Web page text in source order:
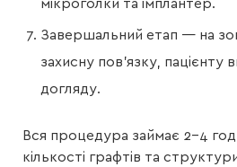
мікроголки та імплантер.
Завершальний етап — на
захисну пов’язку, пацієнту
догляду.
Вся процедура займає 2–4
кількості графтів та